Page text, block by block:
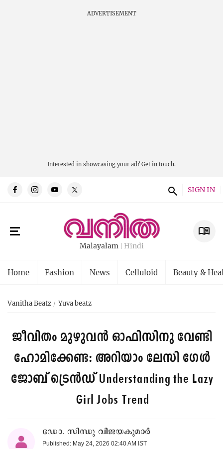
ADVERTISEMENT
Interested in showcasing your ad? Get in touch.
SIGN IN
Malayalam Hindi
Home Fashion News Celluloid Beauty &
Vanitha Beatz Yuva beatz
ജീവിതം മുഴുവൻ ഓഫിസിനു വേണ്ടി
ഹോമിക്കേണ്ട: അറിയാം ലേസി ഗേൾ
ജോബ് ട്രെൻഡ്Understanding the Lazy
Girl Jobs Trend
ഡോ. സിന്ധു വിജയകുമാർ
Published: May 24, 2026 02:40 AM IST